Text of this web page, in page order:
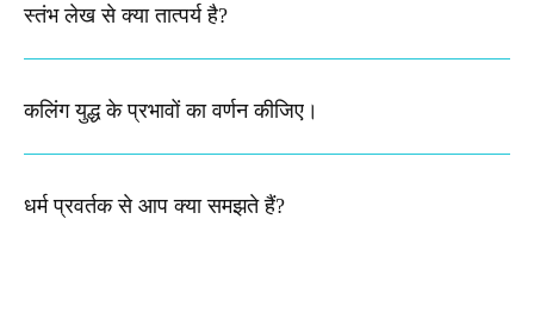
स्तंभ लेख से क्या तात्पर्य है?
कलिंग युद्ध के प्रभावों का वर्णन कीजिए।
धर्म प्रवर्तक से आप क्या समझते हैं?